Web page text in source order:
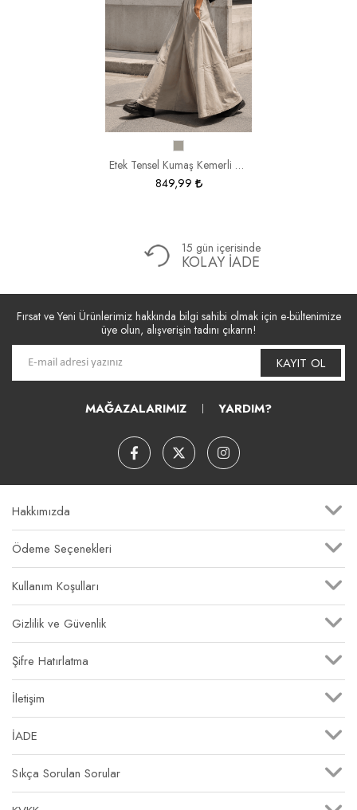
Etek Tensel Kumaş Kemerli 4228
849,99
15 gün içerisinde
KOLAY İADE
Fırsat ve Yeni Ürünlerimiz hakkında bilgi sahibi olmak için e-bültenimize
üye olun, alışverişin tadını çıkarın!
KAYIT OL
MAĞAZALARIMIZ YARDIM?
Hakkımızda
Ödeme Seçenekleri
Kullanım Koşulları
Gizlilik ve Güvenlik
Şifre Hatırlatma
İletişim
İADE
Sıkça Sorulan Sorular